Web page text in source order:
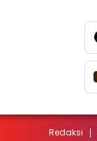
Redaksi